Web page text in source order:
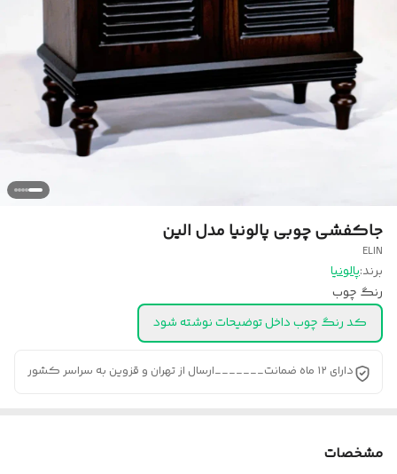
جاکفشی چوبی پالونیا مدل الین
ELIN
برند:پالونیا
رنگ چوب
کد رنگ چوب داخل توضیحات نوشته شود
دارای ۱۲ ماه ضمانت_______ارسال از تهران و قزوین به سراسر کشور
مشخصات